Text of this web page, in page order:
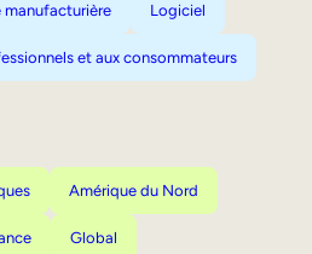
manufacturière Logiciel
et aux consommateurs
Amérique du Nord
Global